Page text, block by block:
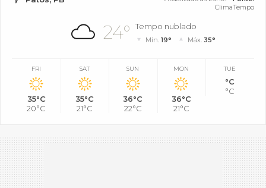
ClimaTempo
24° Tempo nublado
Mín.19° Máx. 35°
FRI
35°C
20°C
SAT
35°C
21°C
SUN
36°C
22°C
MON
36°C
21°C
TUE
°C
°C